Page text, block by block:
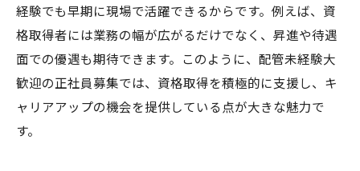
経験でも早期に現場で活躍できるからです。例えば、資
格取得者には業務の幅が広がるだけでなく、昇進や待遇
面での優遇も期待できます。このように、配管未経験大
歓迎の正社員募集では、資格取得を積極的に支援し、キ
ャリアアップの機会を提供している点が大きな魅力で
す。